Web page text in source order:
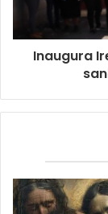
Inaugura